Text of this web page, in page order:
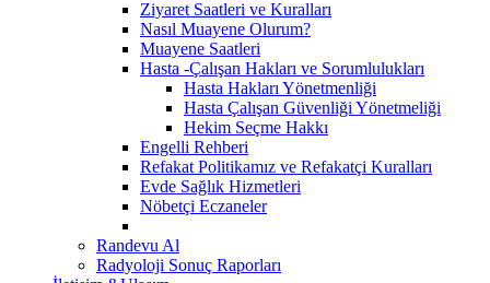
Ziyaret Saatleri ve Kuralları
Nasıl Muayene Olurum?
Muayene Saatleri
Hasta -Çalışan Hakları ve Sorumlulukları
Hasta Hakları Yönetmenliği
Hasta Çalışan Güvenliği Yönetmeliği
Hekim Seçme Hakkı
Engelli Rehberi
Refakat Politikamız ve Refakatçi Kuralları
Evde Sağlık Hizmetleri
Nöbetçi Eczaneler
Randevu Al
Radyoloji Sonuç Raporları